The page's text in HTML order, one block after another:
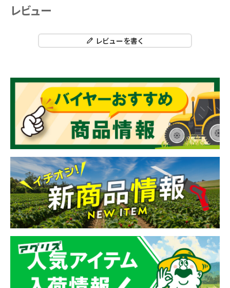
レビュー
レビューを書く